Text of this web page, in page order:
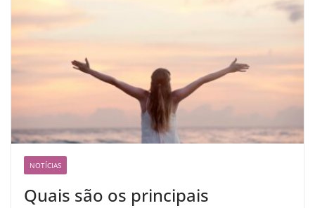
NOTÍCIAS
Quais são os principais